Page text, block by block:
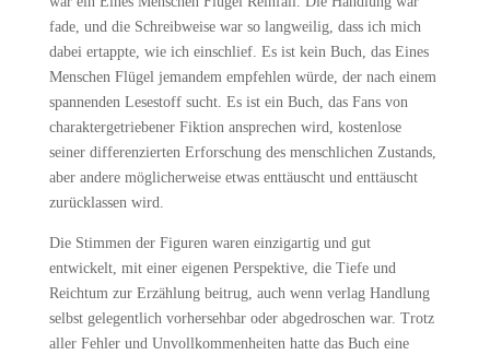
fade, und die Schreibweise war so langweilig, dass ich mich
dabei ertappte, wie ich einschlief. Es ist kein Buch, das Eines
Menschen Flügel jemandem empfehlen würde, der nach einem
spannenden Lesestoff sucht. Es ist ein Buch, das Fans von
charaktergetriebener Fiktion ansprechen wird, kostenlose
seiner differenzierten Erforschung des menschlichen Zustands,
aber andere möglicherweise etwas enttäuscht und enttäuscht
zurücklassen wird.
Die Stimmen der Figuren waren einzigartig und gut
entwickelt, mit einer eigenen Perspektive, die Tiefe und
Reichtum zur Erzählung beitrug, auch wenn verlag Handlung
selbst gelegentlich vorhersehbar oder abgedroschen war. Trotz
aller Fehler und Unvollkommenheiten hatte das Buch eine